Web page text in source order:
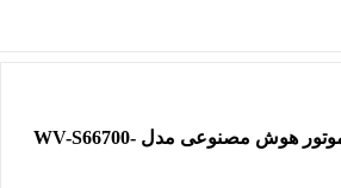
دوربین PTZ سریع با موتور هوش مصنوعی مدل WV-S66700-